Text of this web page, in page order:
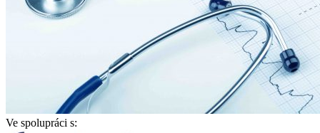
Ve spolupráci s: